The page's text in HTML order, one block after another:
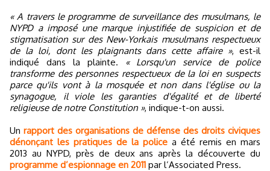
« A travers le programme de surveillance des musulmans, le
NYPD a imposé une marque injustifiée de suspicion et de
stigmatisation sur des New-Yorkais musulmans respectueux
de la loi, dont les plaignants dans cette affaire », est-il
indiqué dans la plainte.
« Lorsqu'un service de police
transforme des personnes respectueux de la loi en suspects
parce qu'ils vont à la mosquée et non dans l'église ou la
synagogue, il viole les garanties d'égalité et de liberté
religieuse de notre Constitution », indique-t-on aussi.
Un rapport des organisations de défense des droits civiques
dénonçant les pratiques de la police a été remis en mars
2013 au NYPD, près de deux ans après la découverte du
programme d’espionnage en 2011 par l’Associated Press.